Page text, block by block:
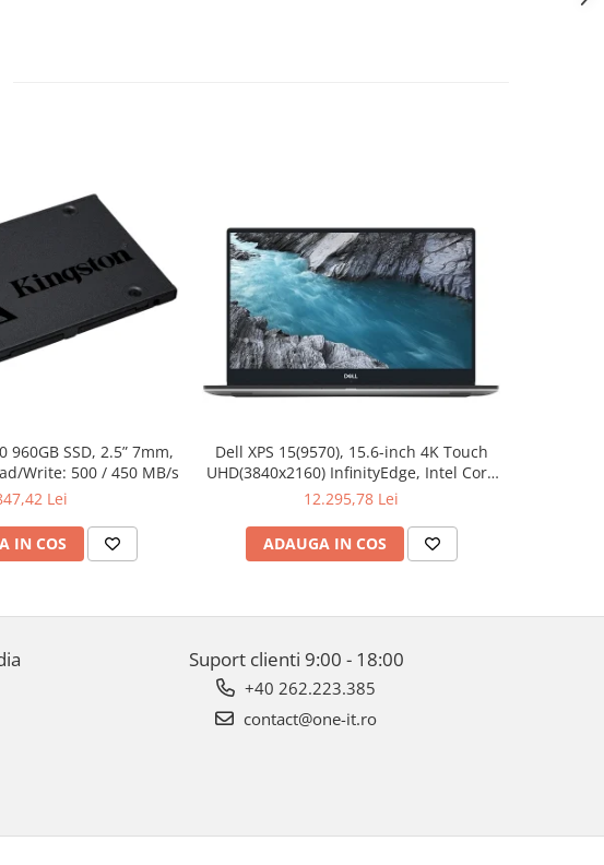
960GB SSD, 2.5” 7mm,
Write: 500 / 450 MB/s
Lei
IN COS
Dell XPS 15(9570), 15.6-inch 4K Touch
UHD(3840x2160) InfinityEdge, Intel Core
i7-8750H, 16GB(2x8GB) DDR4 2666MHz,
1050Ti 4GB, Killer Wifi 802.11ac, BT,
FGPR, Backlit
12.295,78 Lei
ADAUGA IN COS
Suport clienti 9:00 - 18:00
+40 262.223.385
contact@one-it.ro